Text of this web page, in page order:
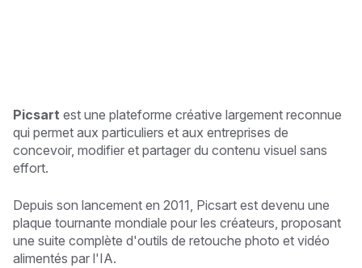
Picsart est une plateforme créative largement reconnue
qui permet aux particuliers et aux entreprises de
concevoir, modifier et partager du contenu visuel sans
effort.
Depuis son lancement en 2011, Picsart est devenu une
plaque tournante mondiale pour les créateurs, proposant
une suite complète d'outils de retouche photo et vidéo
alimentés par l'IA.